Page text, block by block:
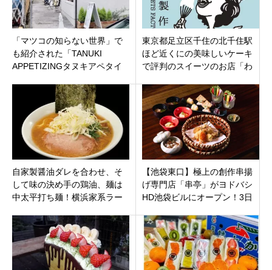
「マツコの知らない世界」で
も紹介された「TANUKI
APPETIZINGタヌキアペタイ
のお店。東京 中央区 勝どき
東京都足立区千住の北千住駅
ほど近くにの美味しいケーキ
で評判のスイーツのお店「わ
自家製醤油ダレを合わせ、そ
して味の決め手の鶏油、麺は
中太平打ち麺！横浜家系ラー
東京都墨田区亀沢に
【池袋東口】極上の創作串揚
げ専門店「串亭」がヨドバシ
HD池袋ビルにオープン！3日
本が無料